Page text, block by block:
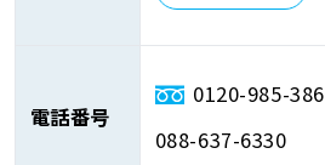
電話番号
0120-985-386
088-637-6330